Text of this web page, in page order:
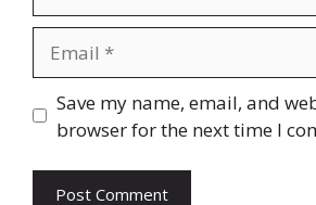
Website
Save my name, email, and
browser for the next time I